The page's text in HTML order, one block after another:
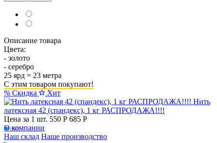
Описание товара
Цвета:
- золото
- серебро
25 ярд = 23 метра
С этим товаром покупают!
% Скидка
Хит
Нить
латексная 42 (спандекс), 1 кг РАСПРОДАЖА!!!!
Цена за 1 шт. 550 Р 685 P
О компании
Наш склад Наше производство